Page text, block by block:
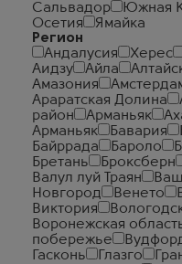
Сальвадор
Южная
Осетия
Ямайка
Регион
Андалусия
Херес
Аидзу
Айла
Амазония
Араратская Долина
район
Арманьяк
Арманьяк
Бавария
Байррада
Бароло
Бретань
Броксберн
Валул луй Траян
Новгород
Венето
Виктория
Воронежская
побережье
Гасконь
Глазго